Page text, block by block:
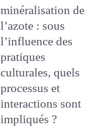
Fertilité des sols et
minéralisation de
l’azote : sous
l’influence des
pratiques
culturales, quels
processus et
interactions sont